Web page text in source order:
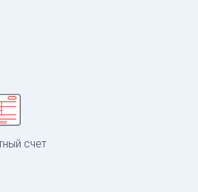
счет